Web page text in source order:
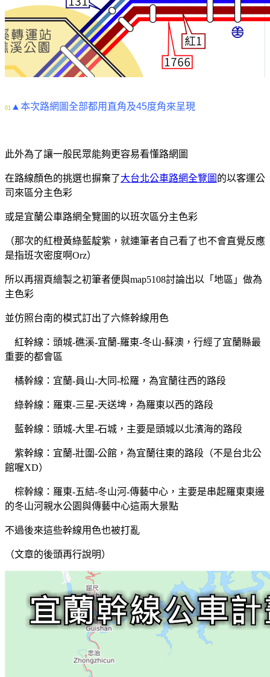
01 ▲本次路網圖全部都用直角及45度角來呈現
此外為了讓一般民眾能夠更容易看懂路網圖
在路線顏色的挑選也摒棄了 大台北公車路網全覽圖 的以客運公
司來區分主色彩
或是宜蘭公車路網全覽圖的以班次區分主色彩
（那次的紅橙黃綠藍靛紫，就連筆者自己看了也不會直覺反應
是指班次密度啊Orz）
所以再摺頁繪製之初筆者便與map5108討論出以「地區」做為
主色彩
並仿照台南的模式訂出了六條幹線用色
紅幹線：頭城-礁溪-宜蘭-羅東-冬山-蘇澳，行經了宜蘭縣最
重要的都會區
橘幹線：宜蘭-員山-大同-松羅，為宜蘭往西的路段
綠幹線：羅東-三星-天送埤，為羅東以西的路段
藍幹線：頭城-大里-石城，主要是頭城以北濱海的路段
紫幹線：宜蘭-壯圍-公館，為宜蘭往東的路段（不是台北公
館喔XD）
棕幹線：羅東-五結-冬山河-傳藝中心，主要是串起羅東東邊
的冬山河親水公園與傳藝中心這兩大景點
不過後來這些幹線用色也被打亂
（文章的後頭再行說明）